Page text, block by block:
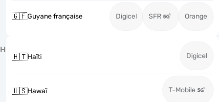
🇬🇫Guyane française Digicel SFR Orange
H
🇭🇹Haïti Digicel
🇺🇸Hawaï T-Mobile